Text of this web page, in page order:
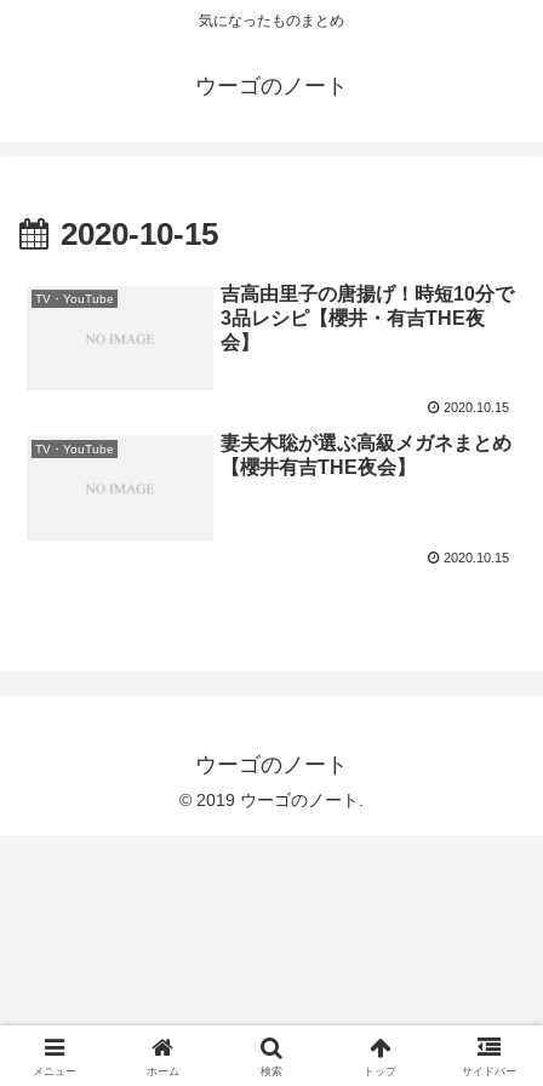
気になったものまとめ
ウーゴのノート
2020-10-15
TV・YouTube
吉高由里子の唐揚げ！時短10分で
3品レシピ【櫻井・有吉THE夜
会】
2020.10.15
TV・YouTube
妻夫木聡が選ぶ高級メガネまとめ
【櫻井有吉THE夜会】
2020.10.15
ウーゴのノート
© 2019 ウーゴのノート.
メニュー ホーム 検索 トップ サイドバー